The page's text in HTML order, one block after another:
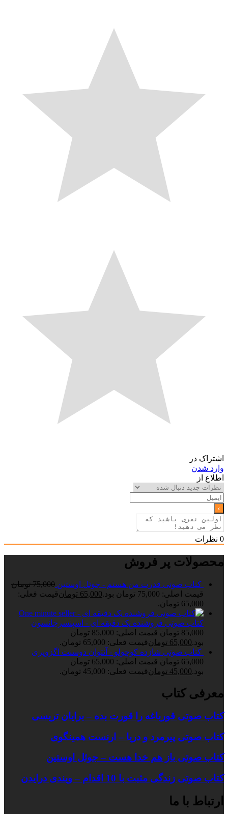
اشتراک در
وارد شدن
اطلاع از
0 نظرات
محصولات پر فروش
کتاب صوتی قدرت من هستم - جوئل اوستین 75,000 تومان
قیمت اصلی: 75,000 تومان بود.
65,000 تومانقیمت فعلی:
65,000 تومان.
کتاب صوتی فروشنده یک دقیقه ای - اسپنسرجانسون
85,000 تومان
قیمت اصلی: 85,000 تومان
بود.65,000 تومانقیمت فعلی: 65,000 تومان.
کتاب صوتی شازده کوچولو - آنتوان دوسنت اگزوپری
65,000 تومان
قیمت اصلی: 65,000 تومان
بود.45,000 تومانقیمت فعلی: 45,000 تومان.
معرفی کتاب
کتاب صوتی قورباغه را قورت بده – برایان تریسی
کتاب صوتی پیرمرد و دریا – ارنست همینگوی
کتاب صوتی باز هم خدا هست – جوئل اوستین
کتاب صوتی زندگی مثبت با 10 اقدام – ویندی درایدن
ارتباط با ما